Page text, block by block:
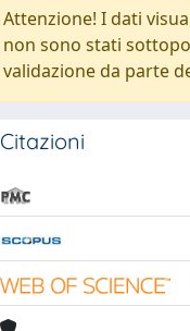
Attenzione! I dati
non sono stati
validazione da parte
Citazioni